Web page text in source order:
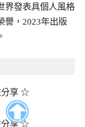
界發表具個人風格
譽，2023年出版
分享 ☆
分享 ☆